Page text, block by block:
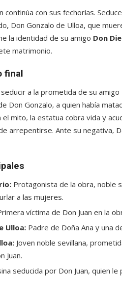
continúa con sus fechorías.
Don Gonzalo de Ulloa, que
la identidad de su amigo Don
matrimonio.
final
a la prometida de su amigo
Don Gonzalo, a quien había
el mito, la estatua cobra vida y
arrepentirse. Ante su negativa,
Protagonista de la obra, noble
a las mujeres.
víctima de Don Juan en la
Ulloa: Padre de Doña Ana y una
Joven noble sevillana,
Juan.
seducida por Don Juan, quien